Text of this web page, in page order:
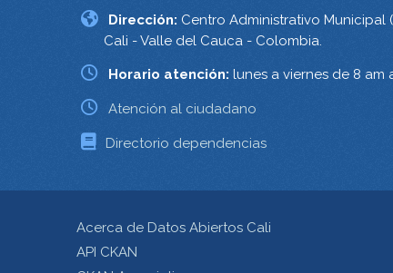
Dirección: Centro Administrativo Municipal
Cali - Valle del Cauca - Colombia.
Horario atención: lunes a viernes de 8 am
Atención al ciudadano
Directorio dependencias
Acerca de Datos Abiertos Cali
API CKAN